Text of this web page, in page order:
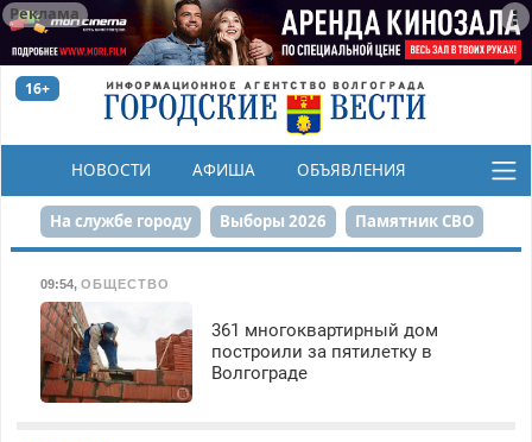
Реклама
16+
НОВОСТИ АФИША ОБЪЯВЛЕНИЯ
КОНКУРСЫ
На службе городу Выборы 2026 Памятник СВО
Набережная День Победы Реконструкция ЦПКиО
80-летие Победы Парк Героев-летчиков
09:54, ОБЩЕСТВО
361 многоквартирный дом
построили за пятилетку в
Волгограде